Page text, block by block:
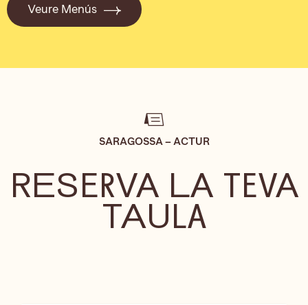
Veure Menús
SARAGOSSA – ACTUR
RESERVA LA TEVA
TAULA